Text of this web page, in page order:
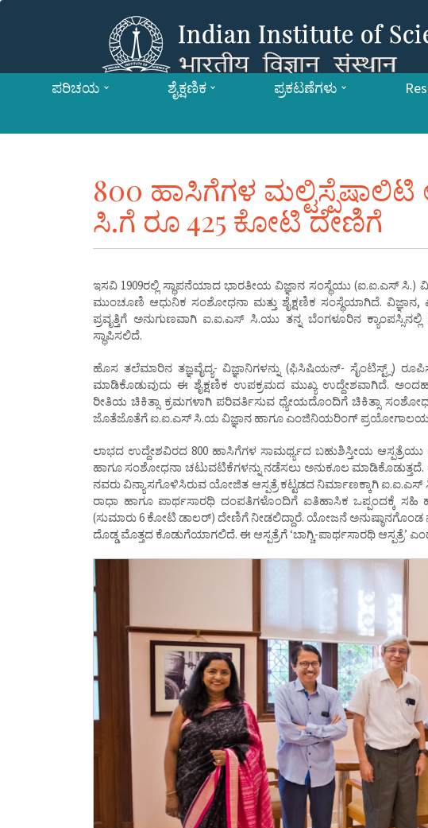
ಪರಿಚಯ ಶೈಕ್ಷಣಿಕ ಪ್ರಕಟಣೆಗಳು
800 ಹಾಸಿಗೆಗಳ
ಸಿ.ಗೆ ರೂ 425 ಕೋಟಿ ದೇಣಿಗೆ
ಇಸವಿ 1909ರಲ್ಲಿ ಸ್ಥಾಪನೆಯಾದ ಭಾರತೀಯ ವಿಜ್ಞಾನ ಸಂಸ್ಥೆಯು (ಐ.ಐ.ಎಸ್
ಮುಂಚೂಣಿ ಆಧುನಿಕ ಸಂಶೋಧನಾ ಮತ್ತು ಶೈಕ್ಷಣಿಕ ಸಂಸ್ಥೆಯಾಗಿದೆ.
ಪ್ರವೃತ್ತಿಗೆ ಅನುಗುಣವಾಗಿ ಐ.ಐ.ಎಸ್ ಸಿ.ಯು ತನ್ನ ಬೆಂಗಳೂರಿನ
ಸ್ಥಾಪಿಸಲಿದೆ.
ಹೊಸ ತಲೆಮಾರಿನ ತಜ್ಞವೈದ್ಯ- ವಿಜ್ಞಾನಿಗಳನ್ನು (ಫಿಸಿಷಿಯನ್- ಸೈಂಟಿಸ್ಟ್ಸ್)
ಮಾಡಿಕೊಡುವುದು ಈ ಶೈಕ್ಷಣಿಕ ಉಪಕ್ರಮದ ಮುಖ್ಯ ಉದ್ದೇಶವಾಗಿದೆ.
ರೀತಿಯ ಚಿಕಿತ್ಸಾ ಕ್ರಮಗಳಾಗಿ ಪರಿವರ್ತಿಸುವ ಧ್ಯೇಯದೊಂದಿಗೆ ಚಿಕಿತ್ಸಾ
ಜೊತೆಜೊತೆಗೆ ಐ.ಐ.ಎಸ್ ಸಿ.ಯ ವಿಜ್ಞಾನ ಹಾಗೂ ಎಂಜಿನಿಯರಿಂಗ್
ಲಾಭದ ಉದ್ದೇಶವಿರದ 800 ಹಾಸಿಗೆಗಳ ಸಾಮರ್ಥ್ಯದ ಬಹುಶಿಸ್ತೀಯ ಆಸ್ಪತ್ರೆಯು
ಹಾಗೂ ಸಂಶೋಧನಾ ಚಟುವಟಿಕೆಗಳನ್ನು ನಡೆಸಲು ಅನುಕೂಲ
ನವರು ವಿನ್ಯಾಸಗೊಳಿಸಿರುವ ಯೋಜಿತ ಆಸ್ಪತ್ರೆ ಕಟ್ಟಡದ ನಿರ್ಮಾಣಕ್ಕಾಗಿ ಐ.ಐ.ಎಸ್
ರಾಧಾ ಹಾಗೂ ಪಾರ್ಥಸಾರಥಿ ದಂಪತಿಗಳೊಂದಿಗೆ ಐತಿಹಾಸಿಕ ಒಪ್ಪಂದಕ್ಕೆ
(ಸುಮಾರು 6 ಕೋಟಿ ಡಾಲರ್) ದೇಣಿಗೆ ನೀಡಲಿದ್ದಾರೆ. ಯೋಜನೆ ಅನುಷ್ಠಾನಗೊಂಡ
ದೊಡ್ಡ ಮೊತ್ತದ ಕೊಡುಗೆಯಾಗಲಿದೆ. ಈ ಆಸ್ಪತ್ರೆಗೆ ‘ಬಾಗ್ಚಿ-ಪಾರ್ಥಸಾರಥಿ ಆಸ್ಪತ್ರೆ’